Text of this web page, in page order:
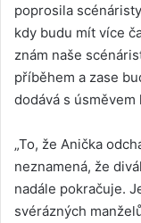
poprosila
kdy budu mít více
znám naše
příběhem a zase
dodává s úsměvem
„To, že Anička
neznamená, že
nadále pokračuje.
svérázných